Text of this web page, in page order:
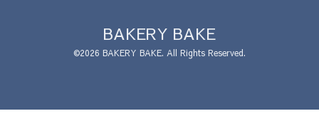
BAKERY BAKE
©2026 BAKERY BAKE. All Rights Reserved.